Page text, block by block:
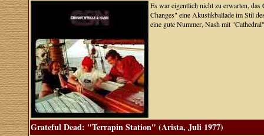
Es war eigentlich nicht zu erwarten,
Changes" eine Akustikballade im Stil
eine gute Nummer, Nash mit
Grateful Dead: "Terrapin Station" (Arista, Juli 1977)